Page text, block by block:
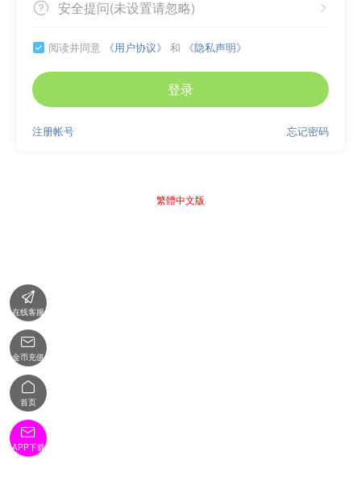
 
安全提问(未设置请忽略)
 阅读并同意 《用户协议》 和 《隐私声明》
登录
忘记密码
注册帐号
繁體中文版

在线客服

金币充值

首页

APP下载